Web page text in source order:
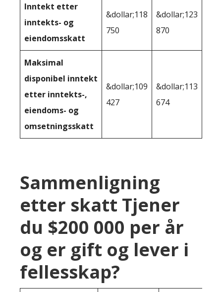
Inntekt etter
inntekts- og
eiendomsskatt
&dollar;118
750
&dollar;123
870
Maksimal
disponibel inntekt
etter inntekts-,
eiendoms- og
omsetningsskatt
&dollar;109
427
&dollar;113
674
Sammenligning
etter skatt Tjener
du $200 000 per år
og er gift og lever i
fellesskap?